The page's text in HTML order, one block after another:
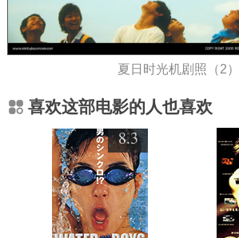
夏日时光机剧照（2）
喜欢这部电影的人也喜欢
8.3